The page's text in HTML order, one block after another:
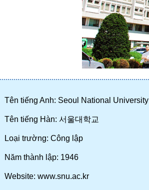
Tên tiếng Anh: Seoul National University
Tên tiếng Hàn: 서울대학교
Loại trường: Công lập
Năm thành lập: 1946
Website: www.snu.ac.kr